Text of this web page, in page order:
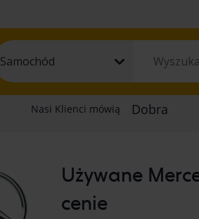
Samochód
Używane
cenie